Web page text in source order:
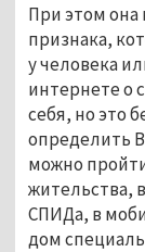
При этом она
признака,
у человека
интернете о
себя, но это
определить
можно
жительства,
СПИДа, в
дом